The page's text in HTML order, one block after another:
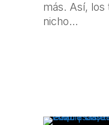
más. Así, los
nicho...